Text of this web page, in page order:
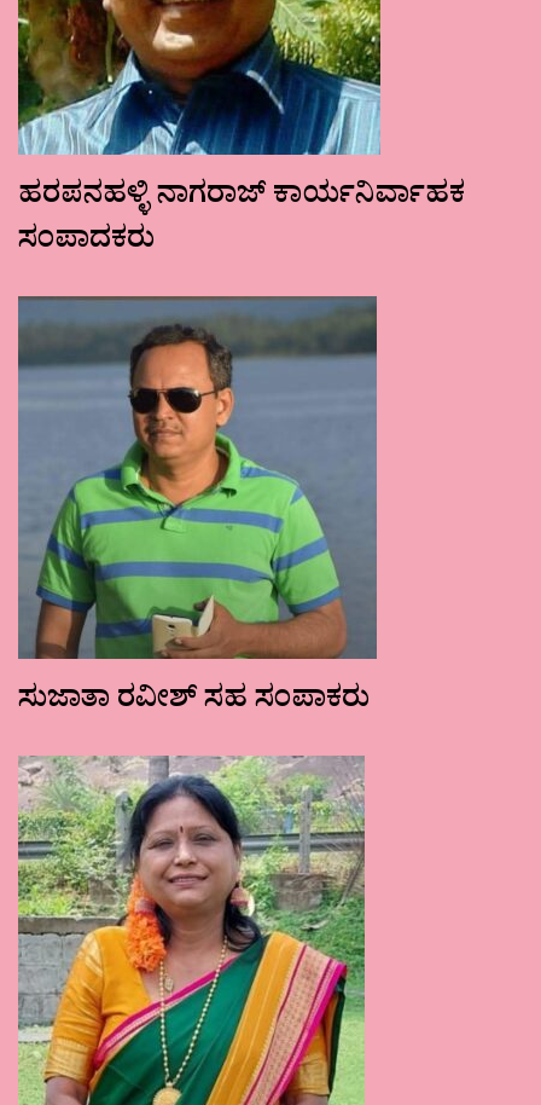
ಹರಪನಹಳ್ಳಿ ನಾಗರಾಜ್ ಕಾರ್ಯನಿರ್ವಾಹಕ
ಸಂಪಾದಕರು
ಸುಜಾತಾ ರವೀಶ್ ಸಹ ಸಂಪಾಕರು